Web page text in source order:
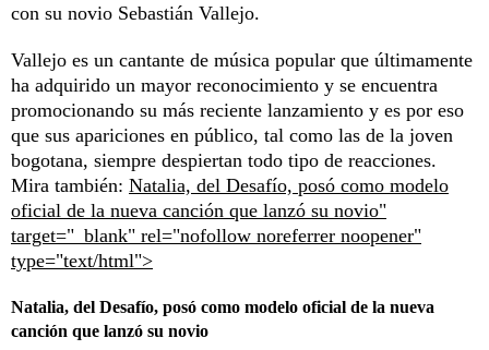
con su novio Sebastián Vallejo.
Vallejo es un cantante de música popular que últimamente
ha adquirido un mayor reconocimiento y se encuentra
promocionando su más reciente lanzamiento y es por eso
que sus apariciones en público, tal como las de la joven
bogotana, siempre despiertan todo tipo de reacciones.
Mira también: Natalia, del Desafío, posó como modelo
oficial de la nueva canción que lanzó su novio"
target="_blank" rel="nofollow noreferrer noopener"
type="text/html">
Natalia, del Desafío, posó como modelo oficial de la nueva
canción que lanzó su novio